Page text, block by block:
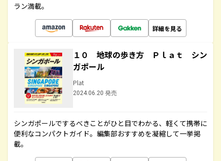
ラン満載。
詳細を見る
１０ 地球の歩き方 Ｐｌａｔ シン
ガポール
Plat
2024.06.20 発売
シンガポールでするべきことがひと目でわかる、軽くて携帯に
便利なコンパクトガイド。編集部おすすめを凝縮して一挙掲
載。